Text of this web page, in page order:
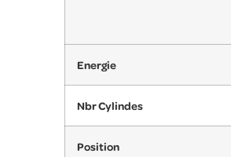
Energie
Nbr Cylindes
Position